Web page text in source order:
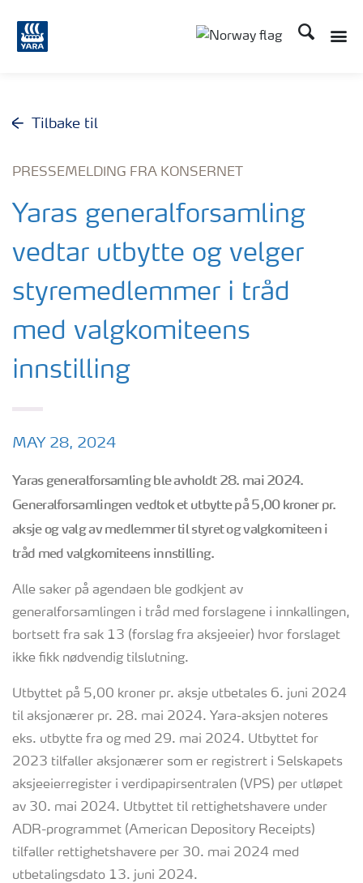
Søk
Tilbake til
PRESSEMELDING FRA KONSERNET
Yaras generalforsamling
vedtar utbytte og velger
styremedlemmer i tråd
med valgkomiteens
innstilling
MAY 28, 2024
Yaras generalforsamling ble avholdt 28. mai 2024.
Generalforsamlingen vedtok et utbytte på 5,00 kroner pr.
aksje og valg av medlemmer til styret og valgkomiteen i
tråd med valgkomiteens innstilling.
Alle saker på agendaen ble godkjent av
generalforsamlingen i tråd med forslagene i innkallingen,
bortsett fra sak 13 (forslag fra aksjeeier) hvor forslaget
ikke fikk nødvendig tilslutning.
Utbyttet på 5,00 kroner pr. aksje utbetales 6. juni 2024
til aksjonærer pr. 28. mai 2024. Yara-aksjen noteres
eks. utbytte fra og med 29. mai 2024. Utbyttet for
2023 tilfaller aksjonærer som er registrert i Selskapets
aksjeeierregister i verdipapirsentralen (VPS) per utløpet
av 30. mai 2024. Utbyttet til rettighetshavere under
ADR-programmet (American Depository Receipts)
tilfaller rettighetshavere per 30. mai 2024 med
utbetalingsdato 13. juni 2024.